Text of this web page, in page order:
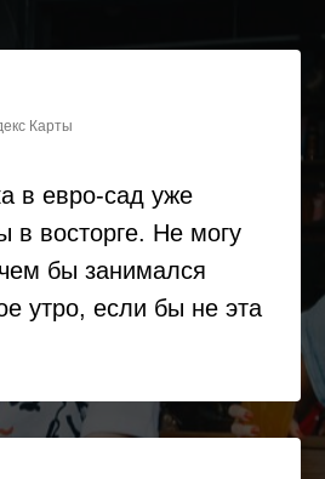
Карты
в евро-сад уже
в восторге. Не могу
бы занимался
утро, если бы не эта